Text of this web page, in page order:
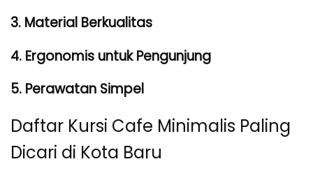
3. Material Berkualitas
4. Ergonomis untuk Pengunjung
5. Perawatan Simpel
Daftar Kursi Cafe Minimalis Paling
Dicari di Kota Baru